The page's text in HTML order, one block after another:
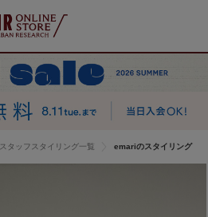
スタッフスタイリング一覧 emariのスタイリング